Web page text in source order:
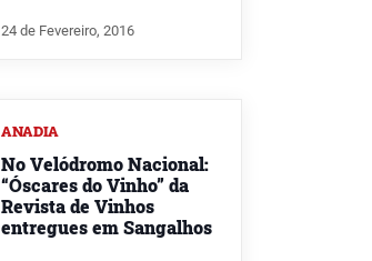
24 de Fevereiro, 2016
ANADIA
No Velódromo Nacional:
“Óscares do Vinho” da
Revista de Vinhos
entregues em Sangalhos